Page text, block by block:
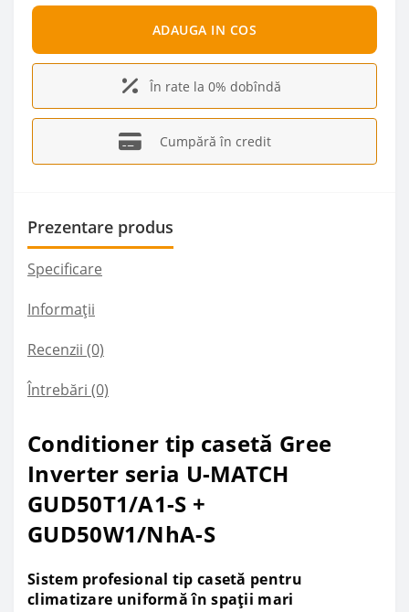
ADAUGA IN COS
În rate la 0% dobîndă
Cumpără în credit
Prezentare produs
Specificare
Informații
Recenzii (0)
Întrebări (0)
Conditioner tip casetă Gree
Inverter seria U-MATCH
GUD50T1/A1-S +
GUD50W1/NhA-S
Sistem profesional tip casetă pentru
climatizare uniformă în spații mari